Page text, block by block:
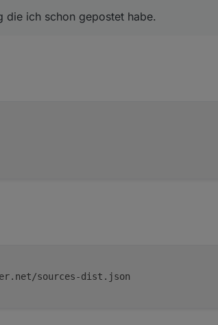
die ich schon gepostet habe.
sources-dist.json